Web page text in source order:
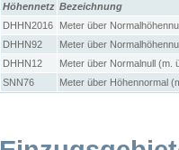
Höhennetz Bezeichnung
DHHN2016
Meter über
DHHN92
Meter über
DHHN12
Meter über Normalnull (m.
SNN76
Meter über Höhennormal